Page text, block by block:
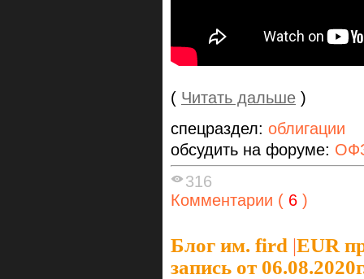
( Читать дальше )
спецраздел: облигации
обсудить на форуме:
316
Комментарии ( 6 )
Блог им. fird |EUR
запись от